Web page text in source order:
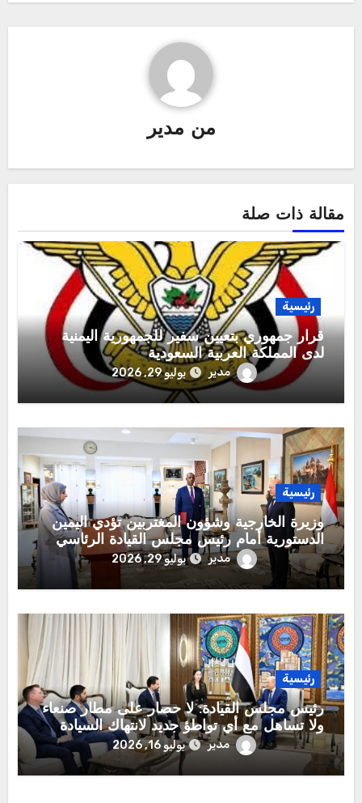
من مدير
مقالة ذات صلة
رئيسية
قرار جمهوري بتعيين سفير للجمهورية اليمنية
لدى المملكة العربية السعودية
مدير يوليو 29, 2026
رئيسية
وزيرة الخارجية وشؤون المغتربين تؤدي اليمين
الدستورية أمام رئيس مجلس القيادة الرئاسي
مدير يوليو 29, 2026
رئيسية
رئيس مجلس القيادة: لا حصار على مطار صنعاء
ولا تساهل مع أي تواطؤ جديد لانتهاك السيادة
الوطنية
مدير يوليو 16, 2026